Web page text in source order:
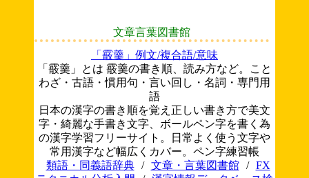
文章言葉図書館
「霰羹」例文/複合語/意味
「霰羹」とは 霰羹の書き順、読み方など。こと
わざ・古語・慣用句・言い回し・名詞・専門用
語
日本の漢字の書き順を覚え正しい書き方で美文
字・綺麗な手書き文字、ボールペン字を書く為
の漢字学習フリーサイト。日常よく使う文字や
常用漢字など幅広くカバー。ペン字練習帳
類語・同義語辞典
/ 文章・言葉図書館 /
FX